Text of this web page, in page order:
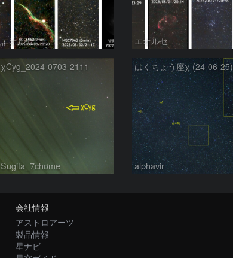
エオルセ エオルセ
χCyg_2024-0703-2111
Sugita_7chome
はくちょう座χ (24-06-25)
alphavir
会社情報
アストロアーツ
製品情報
星ナビ